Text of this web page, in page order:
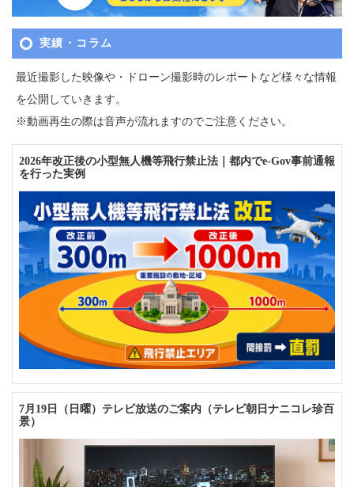
実績・コラム
最近撮影した映像や・ドローン撮影時のレポートなど様々な情報
を公開していきます。
※動画再生の際は音声が流れますのでご注意ください。
2026年改正後の小型無人機等飛行禁止法｜都内でe-Gov事前通報
を行った実例
7月19日（日曜）テレビ放送のご案内（テレビ朝日ナニコレ珍百
景）